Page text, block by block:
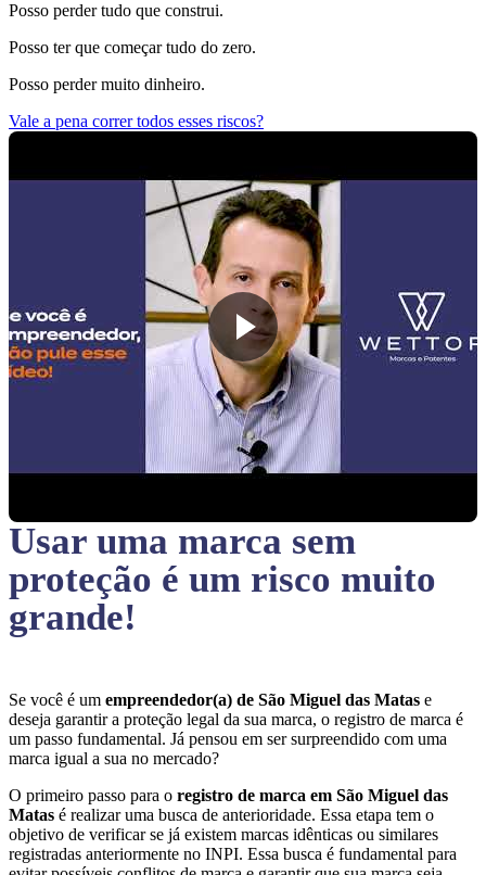
Posso perder tudo que construi.
Posso ter que começar tudo do zero.
Posso perder muito dinheiro.
Vale a pena correr todos esses riscos?
Usar uma marca sem
proteção é um risco muito
grande!
Se você é um empreendedor(a) de São Miguel das Matas e
deseja garantir a proteção legal da sua marca, o registro de marca é
um passo fundamental. Já pensou em ser surpreendido com uma
marca igual a sua no mercado?
O primeiro passo para o registro de marca em São Miguel das
Matas é realizar uma busca de anterioridade. Essa etapa tem o
objetivo de verificar se já existem marcas idênticas ou similares
registradas anteriormente no INPI. Essa busca é fundamental para